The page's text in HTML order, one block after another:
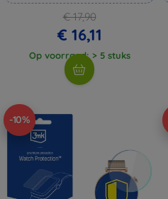
€ 17,90
€ 16,11
Op voorraad: > 5 stuks
-10%